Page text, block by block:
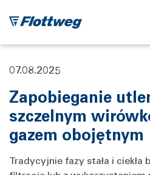
07.08.2025
Zapobieganie
szczelnym
gazem obojętnym
Tradycyjnie fazy stała i ciekła